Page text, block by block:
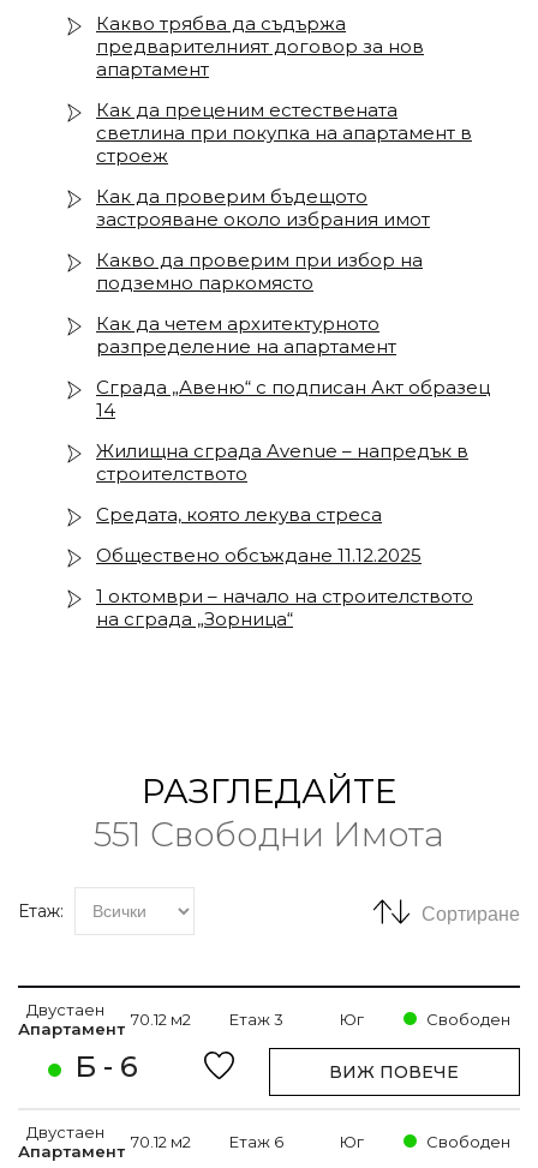
Какво трябва да съдържа
предварителният договор за нов
апартамент
Как да преценим естествената
светлина при покупка на апартамент в
строеж
Как да проверим бъдещото
застрояване около избрания имот
Какво да проверим при избор на
подземно паркомясто
Как да четем архитектурното
разпределение на апартамент
Сграда „Авеню“ с подписан Акт образец
14
Жилищна сграда Avenue – напредък в
строителството
Средата, която лекува стреса
Обществено обсъждане 11.12.2025
1 октомври – начало на строителството
на сграда „Зорница“
РАЗГЛЕДАЙТЕ
551 Свободни Имота
Етаж: Сортиране
Б - 6
Двустаен
Апартамент 70.12 м2 Етаж 3 Юг Свободен
ВИЖ ПОВЕЧЕ
Двустаен
Апартамент 70.12 м2 Етаж 6 Юг Свободен